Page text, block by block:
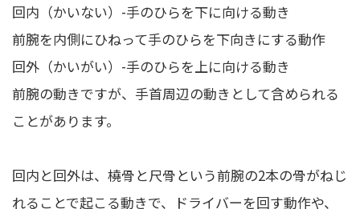
回内（かいない）-手のひらを下に向ける動き
前腕を内側にひねって手のひらを下向きにする動作
回外（かいがい）-手のひらを上に向ける動き
前腕の動きですが、手首周辺の動きとして含められる
ことがあります。
回内と回外は、橈骨と尺骨という前腕の2本の骨がねじ
れることで起こる動きで、ドライバーを回す動作や、